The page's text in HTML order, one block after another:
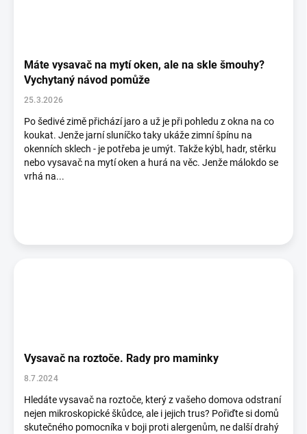
Máte vysavač na mytí oken, ale na skle šmouhy?
Vychytaný návod pomůže
25.3.2026
Po šedivé zimě přichází jaro a už je při pohledu z okna na co
koukat. Jenže jarní sluníčko taky ukáže zimní špínu na
okenních sklech - je potřeba je umýt. Takže kýbl, hadr, stěrku
nebo vysavač na mytí oken a hurá na věc. Jenže málokdo se
vrhá na...
Vysavač na roztoče. Rady pro maminky
8.7.2024
Hledáte vysavač na roztoče, který z vašeho domova odstraní
nejen mikroskopické škůdce, ale i jejich trus? Pořiďte si domů
skutečného pomocníka v boji proti alergenům, ne další drahý